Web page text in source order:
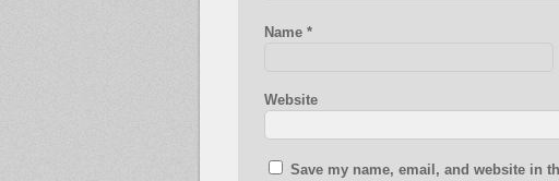
Name *
Website
Save my name, email, and website in